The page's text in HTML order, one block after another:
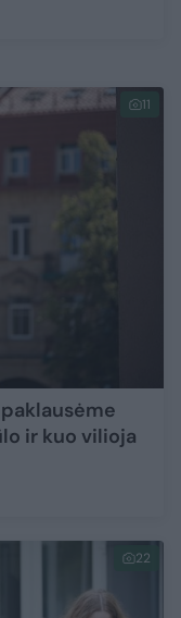
11
ir kuo vilioja
22